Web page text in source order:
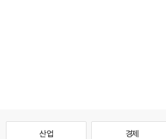
산업 경제